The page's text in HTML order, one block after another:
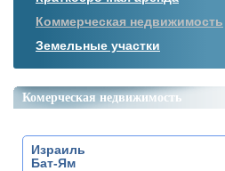
Коммерческая недвижимость
Земельные участки
Комерческая недвижимость
Израиль
Бат-Ям